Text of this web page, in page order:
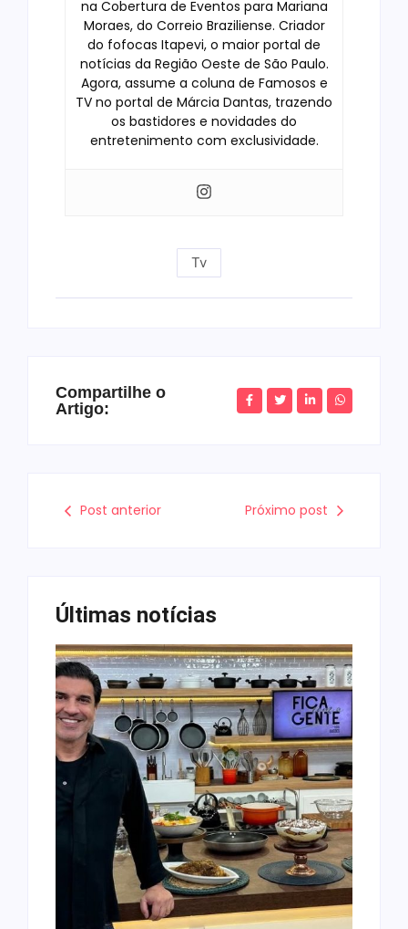
na Cobertura de Eventos para Mariana
Moraes, do Correio Braziliense. Criador
do fofocas Itapevi, o maior portal de
notícias da Região Oeste de São Paulo.
Agora, assume a coluna de Famosos e
TV no portal de Márcia Dantas, trazendo
os bastidores e novidades do
entretenimento com exclusividade.
Tv
Compartilhe o
Artigo:
Post anterior Próximo post
Últimas notícias